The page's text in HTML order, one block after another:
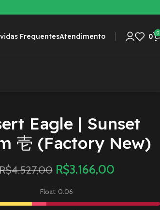
FrequentesAtendimento 0 0
Eagle | Sunset
壱 (Factory New)
4.527,00 R$3.166,00
Float: 0.06